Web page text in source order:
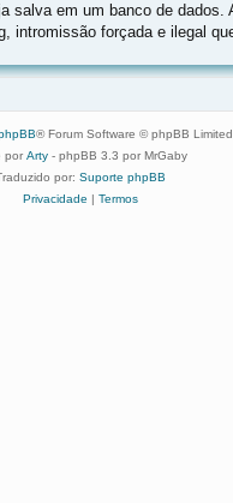
em um banco de
intromissão forçada e ilegal
® Forum Software © phpBB Limited
por Arty - phpBB 3.3 por MrGaby
por: Suporte phpBB
Privacidade
Termos